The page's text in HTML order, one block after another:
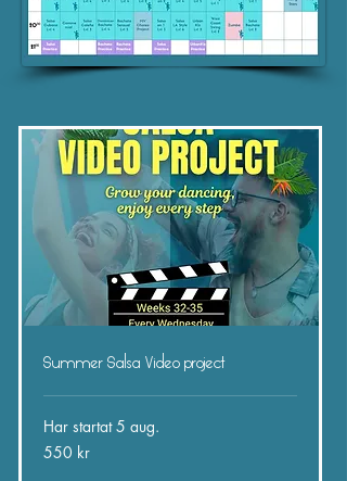
Summer Salsa Video project
Har startat 5 aug.
550
svenska
550 kr